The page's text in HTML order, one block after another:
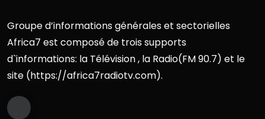
Groupe d’informations générales et sectorielles
Africa7 est composé de trois supports
d`informations: la Télévision , la Radio(FM 90.7) et le
site (https://africa7radiotv.com).